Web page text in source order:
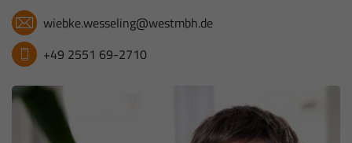
wiebke.wesseling@westmbh.de
+49 2551 69-2710